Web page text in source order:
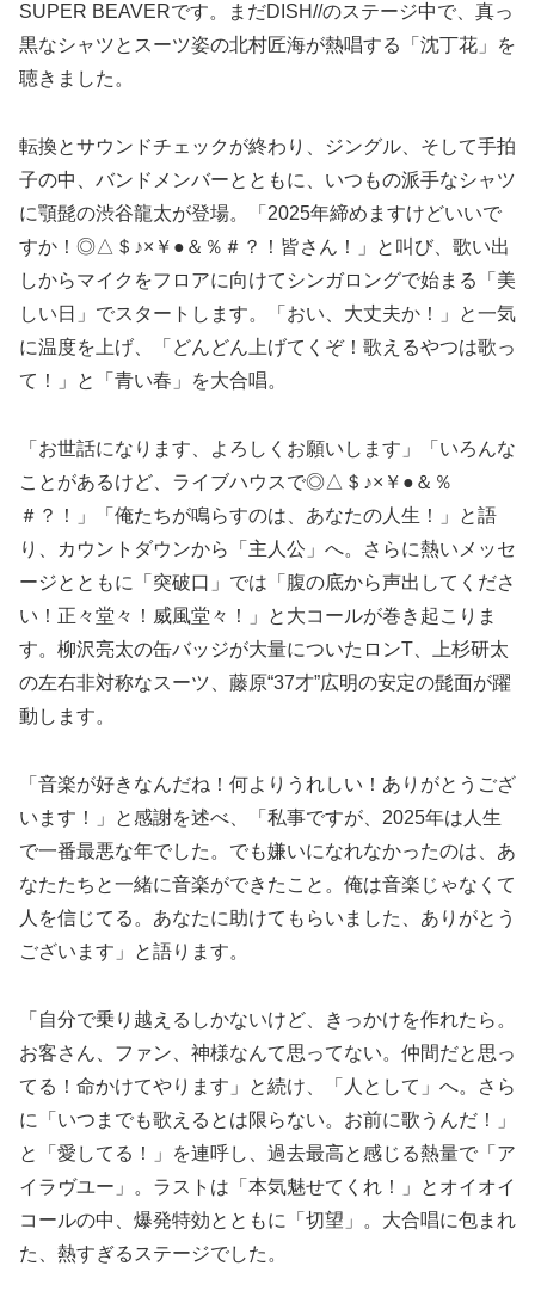
SUPER BEAVERです。まだDISH//のステージ中で、真っ
黒なシャツとスーツ姿の北村匠海が熱唱する「沈丁花」を
聴きました。
転換とサウンドチェックが終わり、ジングル、そして手拍
子の中、バンドメンバーとともに、いつもの派手なシャツ
に顎髭の渋谷龍太が登場。「2025年締めますけどいいで
すか！◎△＄♪×￥●＆％＃？！皆さん！」と叫び、歌い出
しからマイクをフロアに向けてシンガロングで始まる「美
しい日」でスタートします。「おい、大丈夫か！」と一気
に温度を上げ、「どんどん上げてくぞ！歌えるやつは歌っ
て！」と「青い春」を大合唱。
「お世話になります、よろしくお願いします」「いろんな
ことがあるけど、ライブハウスで◎△＄♪×￥●＆％
＃？！」「俺たちが鳴らすのは、あなたの人生！」と語
り、カウントダウンから「主人公」へ。さらに熱いメッセ
ージとともに「突破口」では「腹の底から声出してくださ
い！正々堂々！威風堂々！」と大コールが巻き起こりま
す。柳沢亮太の缶バッジが大量についたロンT、上杉研太
の左右非対称なスーツ、藤原“37才”広明の安定の髭面が躍
動します。
「音楽が好きなんだね！何よりうれしい！ありがとうござ
います！」と感謝を述べ、「私事ですが、2025年は人生
で一番最悪な年でした。でも嫌いになれなかったのは、あ
なたたちと一緒に音楽ができたこと。俺は音楽じゃなくて
人を信じてる。あなたに助けてもらいました、ありがとう
ございます」と語ります。
「自分で乗り越えるしかないけど、きっかけを作れたら。
お客さん、ファン、神様なんて思ってない。仲間だと思っ
てる！命かけてやります」と続け、「人として」へ。さら
に「いつまでも歌えるとは限らない。お前に歌うんだ！」
と「愛してる！」を連呼し、過去最高と感じる熱量で「ア
イラヴユー」。ラストは「本気魅せてくれ！」とオイオイ
コールの中、爆発特効とともに「切望」。大合唱に包まれ
た、熱すぎるステージでした。